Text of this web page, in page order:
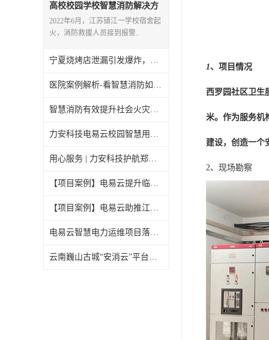
高校校园学校智慧消防解决方
案-构筑校园内的消防“防火墙”
2022年6月，江苏镇江一学校宿舍起
火，消防救援人员接到报警..
宁夏烧烤店泄漏引发爆炸，看智慧消防系统中可燃气体泄漏如何防？
医院案例解析-看智慧消防如何预防医院火灾？
智慧消防有效提升社会火灾防控能力，安消云邀您携手共建数字消防
力安科技电易云校园智慧用电解决方案，撑起校园用电“安全伞”
用心服务 | 力安科技护航郑州大学电气安全项目稳定运行
【项目案例】电易云提升临汾市隧道管廊智慧配电系统项目
【项目案例】电易云助推江苏昆山市夏驾河小学智慧电力物联网建设
电易云智慧电力运维项目落地北京西罗园社区医院，改造医院智能化升级！
云南巍山古城“安消云”平台上线啦！
1、项目情况
西罗园社区卫生
米。作为服务机
建设，创造一个
2、现场勘察